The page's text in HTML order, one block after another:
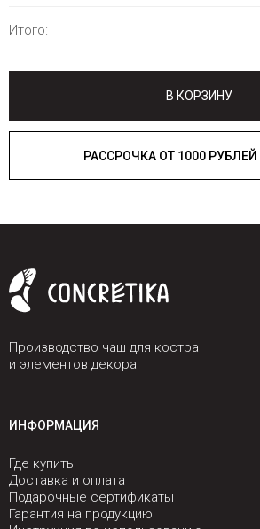
Итого:
В КОРЗИНУ
Производство чаш для костра
и элементов декора
ИНФОРМАЦИЯ
Где купить
Доставка и оплата
Подарочные сертификаты
Гарантия на продукцию